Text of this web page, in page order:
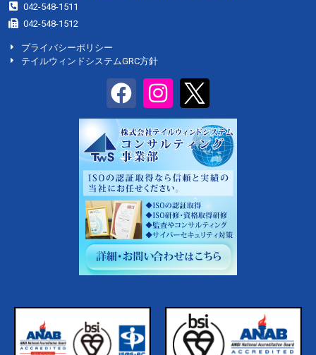
042-548-1511
042-548-1512
プライバシーポリシー
テイルウィンドシステムGRC方針